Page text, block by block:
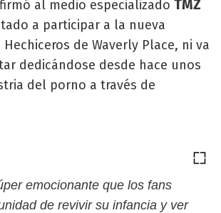
al medio especializado TMZ
a participar a la nueva
de Waverly Place, ni va
dedicándose desde hace unos
del porno a través de
emocionante que los fans
de revivir su infancia y ver